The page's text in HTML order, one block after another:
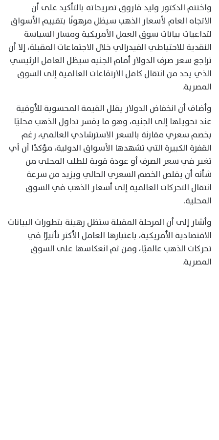
واختتم الدكتور وليد فاروق تصريحاته بالتأكيد على أن
الاتجاه العام لأسعار الذهب سيظل مرهونًا بتقييم الأسواق
لتداعيات بيانات سوق العمل الأمريكية ومسار السياسة
النقدية للاحتياطي الفيدرالي خلال الاجتماعات المقبلة، إلا أن
تراجع سعر صرف الدولار أمام الجنيه سيظل العامل الرئيسي
الذي يحد من انتقال كامل الارتفاعات العالمية إلى السوق
المصرية.
وأضاف أن انخفاض الدولار يقلل القيمة المحسوبة للأوقية
عند تحويلها إلى الجنيه، وهو ما يفسر تداول الذهب محليًا
بخصم سعري مقارنة بالسعر الاسترشادي العالمي، رغم
القفزة الكبيرة التي تشهدها الأسواق الدولية، مؤكدًا أن أي
تغير في سعر الصرف أو عودة قوية للطلب المحلي من
شأنه أن يقلص الخصم السعري الحالي ويزيد من سرعة
انتقال التحركات العالمية إلى أسعار الذهب في السوق
المحلية.
وأشار إلى أن المرحلة المقبلة ستظل رهينة بتطورات البيانات
الاقتصادية الأمريكية، باعتبارها العامل الأكثر تأثيرًا في
تحركات الذهب عالميًا، ومن ثم انعكاسها على السوق
المصرية.